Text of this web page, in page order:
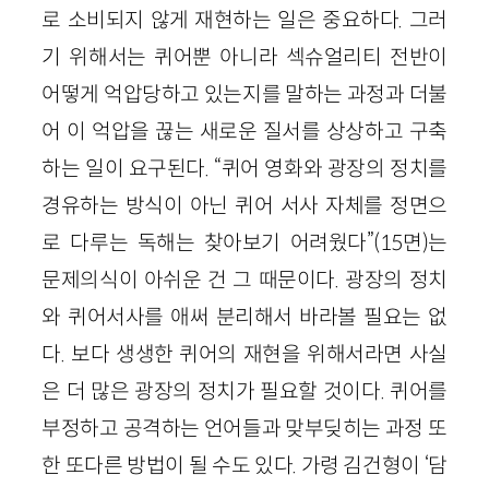
로 소비되지 않게 재현하는 일은 중요하다. 그러
기 위해서는 퀴어뿐 아니라 섹슈얼리티 전반이
어떻게 억압당하고 있는지를 말하는 과정과 더불
어 이 억압을 끊는 새로운 질서를 상상하고 구축
하는 일이 요구된다. “퀴어 영화와 광장의 정치를
경유하는 방식이 아닌 퀴어 서사 자체를 정면으
로 다루는 독해는 찾아보기 어려웠다”(15면)는
문제의식이 아쉬운 건 그 때문이다. 광장의 정치
와 퀴어서사를 애써 분리해서 바라볼 필요는 없
다. 보다 생생한 퀴어의 재현을 위해서라면 사실
은 더 많은 광장의 정치가 필요할 것이다. 퀴어를
부정하고 공격하는 언어들과 맞부딪히는 과정 또
한 또다른 방법이 될 수도 있다. 가령 김건형이 ‘담